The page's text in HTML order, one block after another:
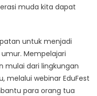
muda kita dapat
untuk menjadi
Mempelajari
mulai dari lingkungan
melalui webinar EduFest
para orang tua